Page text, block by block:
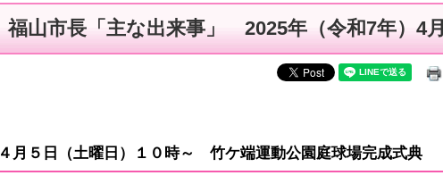
福山市長「主な出来事」 2025年（令和7年）4月
４月５日（土曜日）１０時～ 竹ケ端運動公園庭球場完成式典